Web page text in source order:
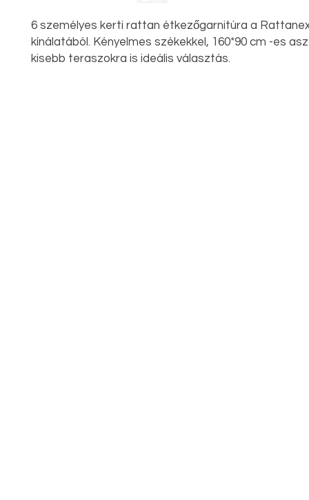
6 személyes kerti rattan étkezőgarnitúra a
kínálatából. Kényelmes székekkel, 160*90 cm -es
kisebb teraszokra is ideális választás.